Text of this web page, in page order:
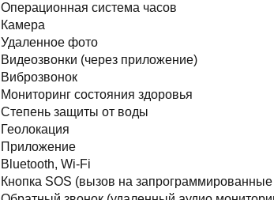
Операционная система часов
Камера
Удаленное фото
Видеозвонки (через приложение)
Виброзвонок
Мониторинг состояния здоровья
Степень защиты от воды
Геолокация
Приложение
Bluetooth, Wi-Fi
Кнопка SOS (вызов на